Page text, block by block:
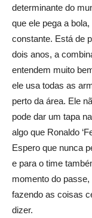
determinante do
que ele pega a
constante. Está de
dois anos, a
entendem muito
ele usa todas as
perto da área. Ele
pode dar um tapa
algo que Ronaldo
Espero que nunca
e para o time
momento do
fazendo as coisas
dizer.